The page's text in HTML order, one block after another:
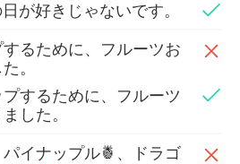
が好きじゃないです。
るために、フルーツお
。
プするために、フルーツ
した。
イナップル🍍、ドラゴ